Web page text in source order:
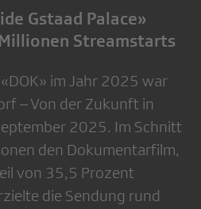
Gstaad Palace»
Streamstarts
im Jahr 2025 war
– Von der Zukunft in
2025. Im Schnitt
den Dokumentarfilm,
von 35,5 Prozent
die Sendung rund